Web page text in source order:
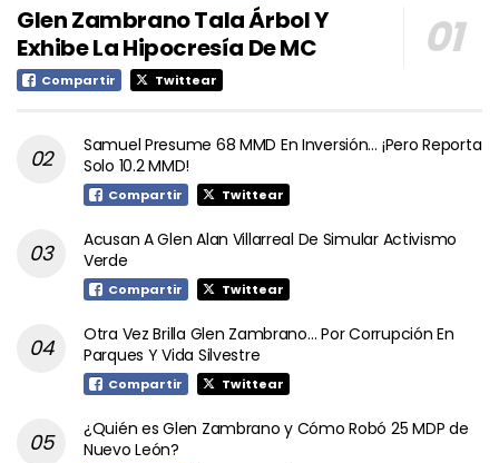
Glen Zambrano Tala Árbol Y
Exhibe La Hipocresía De MC
Compartir Twittear
Samuel Presume 68 MMD En Inversión… ¡Pero Reporta
Solo 10.2 MMD!
Compartir Twittear
Acusan A Glen Alan Villarreal De Simular Activismo
Verde
Compartir Twittear
Otra Vez Brilla Glen Zambrano… Por Corrupción En
Parques Y Vida Silvestre
Compartir Twittear
¿Quién es Glen Zambrano y Cómo Robó 25 MDP de
Nuevo León?